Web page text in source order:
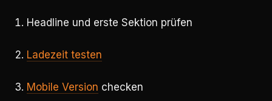
Headline und erste Sektion prüfen
Ladezeit testen
Mobile Version checken